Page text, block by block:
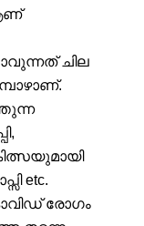
ചില
etc.
രോഗം